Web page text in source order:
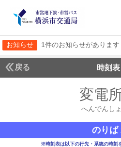
お知らせ 1件のお知らせがあります
戻る 時刻表
変電
へんでんし
のりば
※時刻表は以下の行先・系統の時刻